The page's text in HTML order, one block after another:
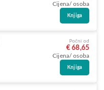
Cijena/ osoba
Knjiga
Počni od
€ 68,65
Cijena/ osoba
Knjiga